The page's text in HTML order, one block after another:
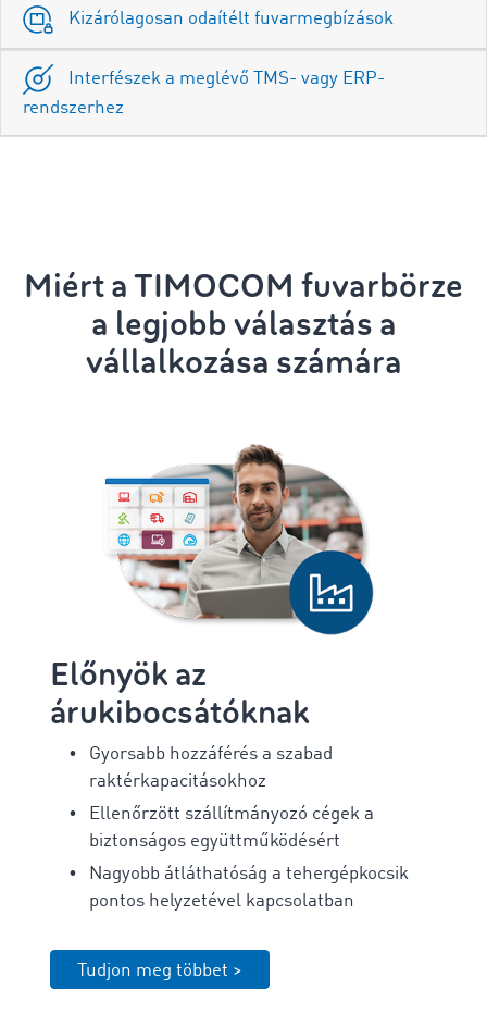
Kizárólagosan odaítélt fuvarmegbízások
Interfészek a meglévő TMS- vagy ERP-
rendszerhez
Miért a TIMOCOM fuvarbörze
a legjobb választás a
vállalkozása számára
Előnyök az
árukibocsátóknak
Gyorsabb hozzáférés a szabad
raktérkapacitásokhoz
Ellenőrzött szállítmányozó cégek a
biztonságos együttműködésért
Nagyobb átláthatóság a tehergépkocsik
pontos helyzetével kapcsolatban
Tudjon meg többet >